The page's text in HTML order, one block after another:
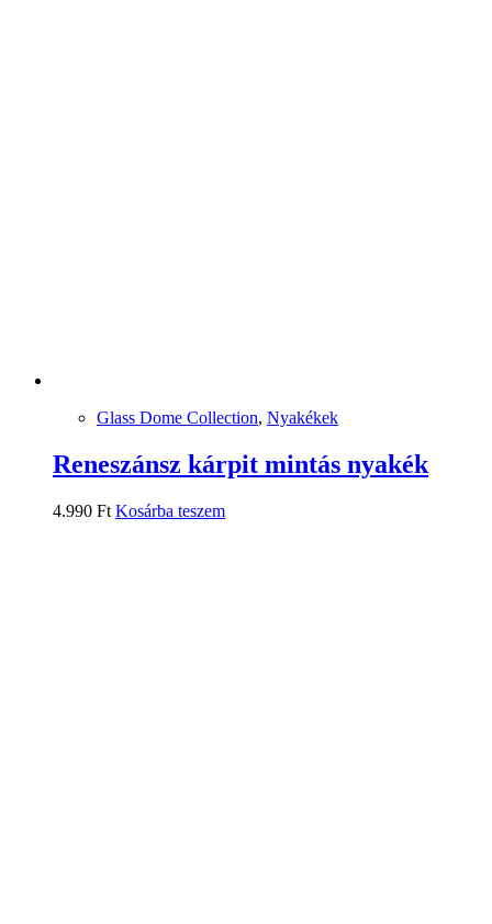
Glass Dome Collection, Nyakékek
Reneszánsz kárpit mintás nyakék
4.990 Ft Kosárba teszem